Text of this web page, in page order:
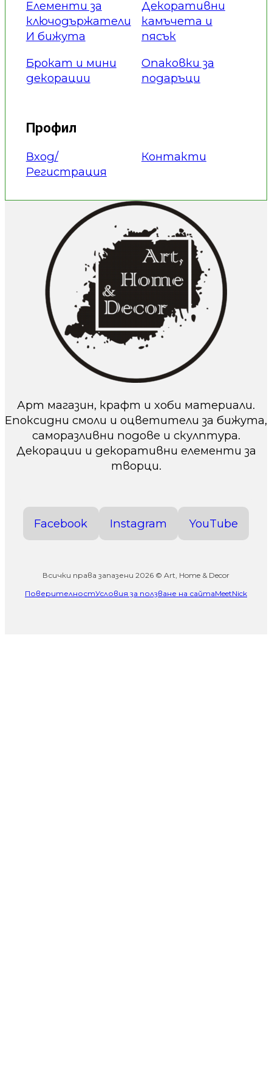
Арт магазин, крафт и хоби материали.
Епоксидни смоли и оцветители за бижута,
саморазливни подове и скулптура.
Декорации и декоративни елементи за
творци.
Facebook Instagram YouTube
Всички права запазени 2026 © Art, Home & Decor
ПоверителностУсловия за ползване на сайтаMeetNick
Елементи за
ключодържатели
И бижута
Брокат и мини
декорации
Декоративни
камъчета и
пясък
Опаковки за
подаръци
Профил
Вход/
Регистрация
Контакти